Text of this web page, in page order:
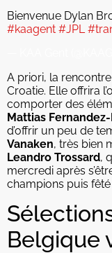
Bienvenue Dylan
#kaagent #JPL
A priori, la
Croatie. Elle offrira
comporter des
Mattias
d’offrir un peu de
Vanaken, très bien
Leandro Trossard,
mercredi après
champions puis
Belgique